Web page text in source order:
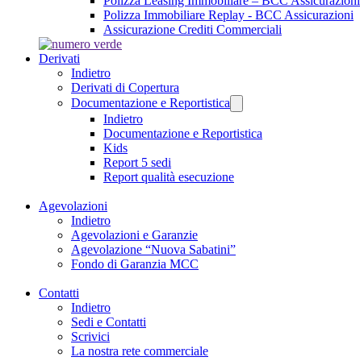
Polizza Immobiliare Replay - BCC Assicurazioni
Assicurazione Crediti Commerciali
Derivati
Indietro
Derivati di Copertura
Documentazione e Reportistica
Indietro
Documentazione e Reportistica
Kids
Report 5 sedi
Report qualità esecuzione
Agevolazioni
Indietro
Agevolazioni e Garanzie
Agevolazione “Nuova Sabatini”
Fondo di Garanzia MCC
Contatti
Indietro
Sedi e Contatti
Scrivici
La nostra rete commerciale